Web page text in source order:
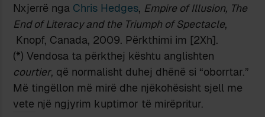
Nxjerrë nga Chris Hedges, Empire of Illusion, The
End of Literacy and the Triumph of Spectacle,
Knopf, Canada, 2009. Përkthimi im [2Xh].
(*) Vendosa ta përkthej kështu anglishten
courtier, që normalisht duhej dhënë si “oborrtar.”
Më tingëllon më mirë dhe njëkohësisht sjell me
vete një ngjyrim kuptimor të mirëpritur.